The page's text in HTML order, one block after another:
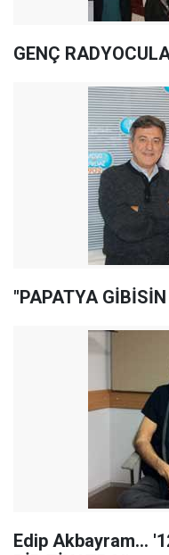
GENÇ
"PAPATYA
Edip Akbayram...